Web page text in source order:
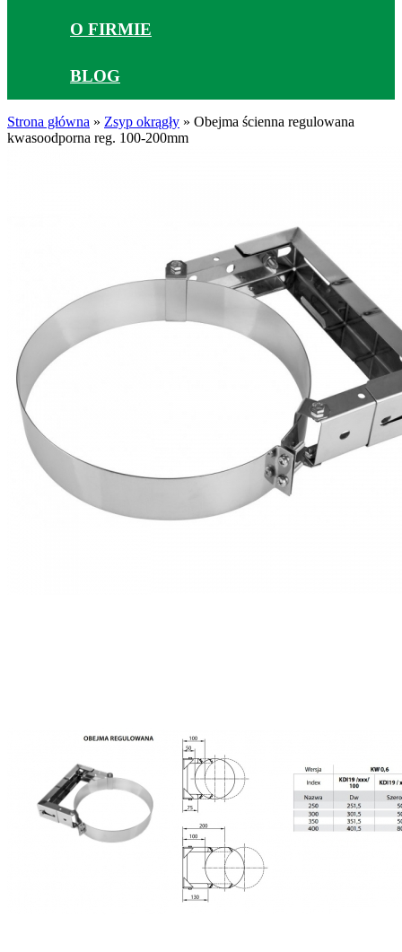
O FIRMIE
BLOG
Strona główna » Zsyp okrągły » Obejma ścienna regulowana
kwasoodporna reg. 100-200mm